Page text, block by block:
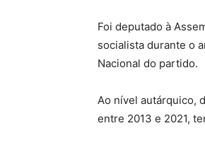
Foi deputado à
socialista durante o
Nacional do partido.
Ao nível autárquico,
entre 2013 e 2021,